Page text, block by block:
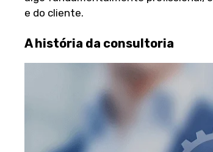
e do cliente.
A história da consultoria